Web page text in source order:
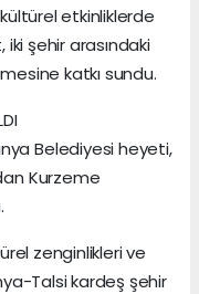
etkinliklerde
şehir arasındaki
katkı sundu.
Belediyesi heyeti,
Kurzeme
zenginlikleri ve
Talsi kardeş şehir